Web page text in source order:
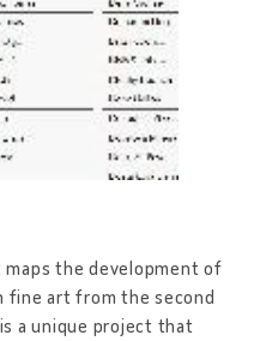
the development of
fine art from the second
a unique project that